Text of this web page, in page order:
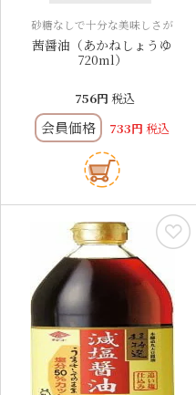
砂糖なしで十分な美味しさが
茜醤油（あかねしょうゆ
720ml）
756 税込
会員価格 733 税込